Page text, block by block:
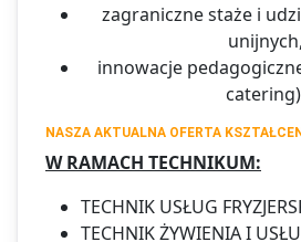
zagraniczne staże i
unijnych,
innowacje
NASZA AKTUALNA OFERTA
W RAMACH TECHNIKUM:
TECHNIK USŁUG
TECHNIK ŻYWIENIA I